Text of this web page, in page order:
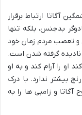
آگاتا ارتباط برقرار
بدجنس، بلکه تنها
و تعصب مردم زمان خود
گرفته شدن است.
او را آرام کند و به او
بیشتر ندارد. با درک
و زامبی ها را به